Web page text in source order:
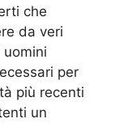
che
da veri
per
più recenti
un